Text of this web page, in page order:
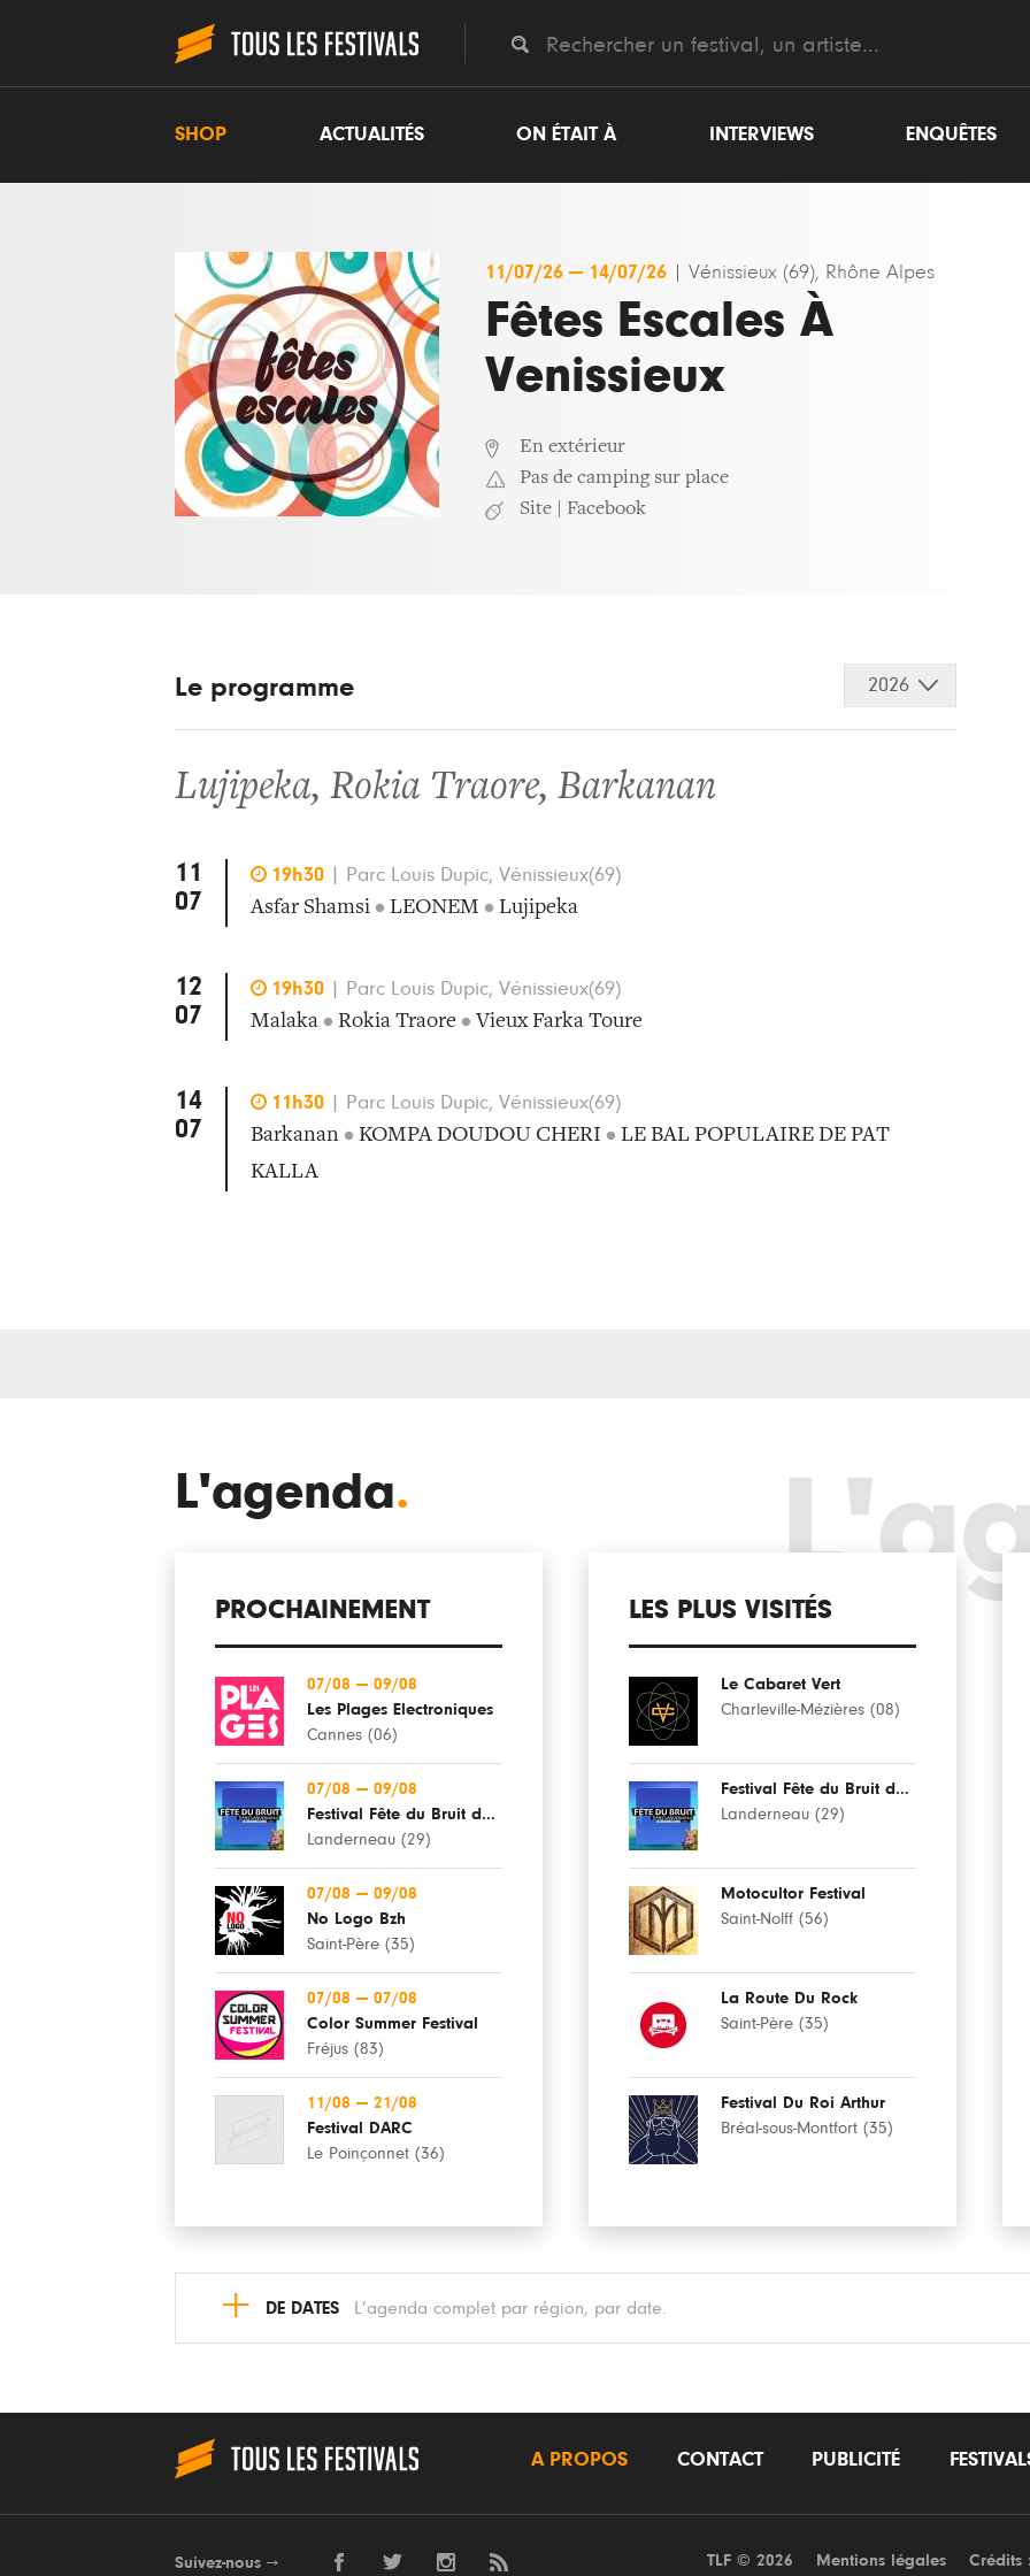
SHOP ACTUALITÉS ON ÉTAIT À INTERVIEWS ENQUÊTES
11/07/26 — 14/07/26 Vénissieux (69), Rhône Alpes
Fêtes Escales À
Venissieux
En extérieur
Pas de camping sur place
Site
Facebook
Le programme 2026
Lujipeka, Rokia Traore, Barkanan
11
07
 19h30 Parc Louis Dupic, Vénissieux(69)
Asfar Shamsi • LEONEM • Lujipeka
12
07
 19h30 Parc Louis Dupic, Vénissieux(69)
Malaka • Rokia Traore •Vieux Farka Toure
14
07
 11h30 Parc Louis Dupic, Vénissieux(69)
Barkanan • KOMPA DOUDOU CHERI • LE BAL POPULAIRE DE PAT
KALLA
L'agenda.
PROCHAINEMENT
07/08 — 09/08
Les Plages Electroniques
Cannes (06)
07/08 — 09/08
Festival Fête du Bruit dans Landerneau
Landerneau (29)
07/08 — 09/08
No Logo Bzh
Saint-Père (35)
07/08 — 07/08
Color Summer Festival
Fréjus (83)
11/08 — 21/08
Festival DARC
Le Poinçonnet (36)
LES PLUS VISITÉS
Le Cabaret Vert
Charleville-Mézières (08)
Festival Fête du Bruit dans Landerneau
Landerneau (29)
Motocultor Festival
Saint-Nolff (56)
La Route Du Rock
Saint-Père (35)
Festival Du Roi Arthur
Bréal-sous-Montfort (35)
+ DE DATES L’agenda complet par région, par date.
A PROPOS CONTACT PUBLICITÉ
Suivez-nous → TLF © 2026 Mentions légales Crédits